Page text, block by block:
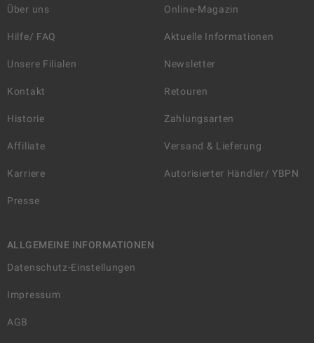
Über uns
Hilfe/ FAQ
Unsere Filialen
Kontakt
Historie
Affiliate
Karriere
Presse
Online-Magazin
Aktuelle Informationen
Newsletter
Retouren
Zahlungsarten
Versand & Lieferung
Autorisierter Händler/ YBPN
ALLGEMEINE INFORMATIONEN
Datenschutz-Einstellungen
Impressum
AGB